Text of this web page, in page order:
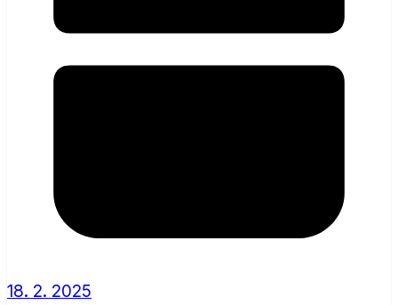
18. 2. 2025